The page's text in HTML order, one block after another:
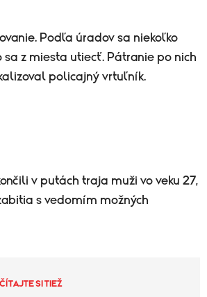
Podľa úradov sa niekoľko
z miesta utiecť. Pátranie po nich
policajný vrtuľník.
v putách traja muži vo veku 27,
s vedomím možných
SI TIEŽ